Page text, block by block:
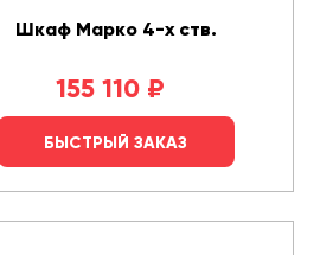
Шкаф Марко 4-х ств.
155 110 ₽
БЫСТРЫЙ ЗАКАЗ